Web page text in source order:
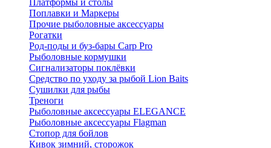
Платформы и столы
Поплавки и Маркеры
Прочие рыболовные аксессуары
Рогатки
Род-поды и буз-бары Carp Pro
Рыболовные кормушки
Сигнализаторы поклёвки
Средство по уходу за рыбой Lion Baits
Сушилки для рыбы
Треноги
Рыболовные аксессуары ELEGANCE
Рыболовные аксессуары Flagman
Стопор для бойлов
Кивок зимний, сторожок